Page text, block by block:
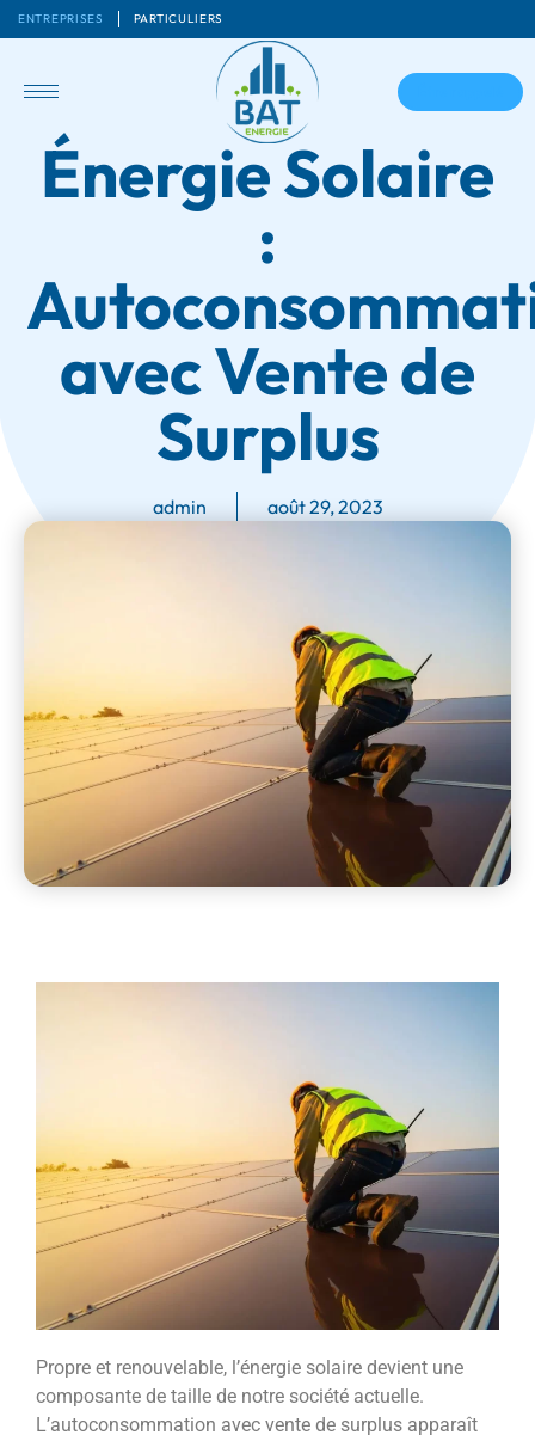
ENTREPRISES PARTICULIERS
Énergie Solaire
:
avec Vente de
Surplus
admin août 29, 2023
Propre et renouvelable, l’énergie solaire devient une
composante de taille de notre société actuelle.
L’autoconsommation avec vente de surplus apparaît